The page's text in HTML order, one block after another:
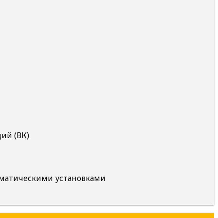
(ВК)
установками